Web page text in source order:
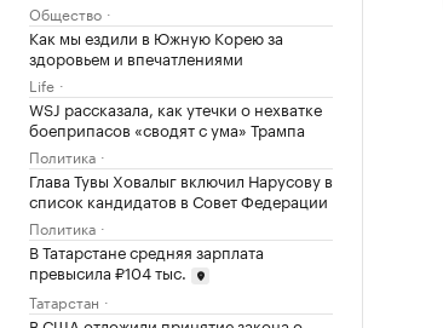
Общество
Как мы ездили в Южную Корею за
здоровьем и впечатлениями
Life
WSJ рассказала, как утечки о нехватке
боеприпасов «сводят с ума» Трампа
Политика
Глава Тувы Ховалыг включил Нарусову в
список кандидатов в Совет Федерации
Политика
В Татарстане средняя зарплата
превысила ₽104 тыс.
Татарстан